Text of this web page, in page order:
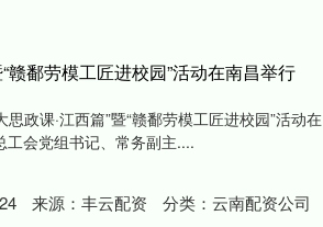
赣鄱劳模工匠进校园”活动在南昌举行
政课·江西篇”暨“赣鄱劳模工匠进校园”活动在
会党组书记、常务副主....
来源： 丰云配资 分类： 云南配资公司